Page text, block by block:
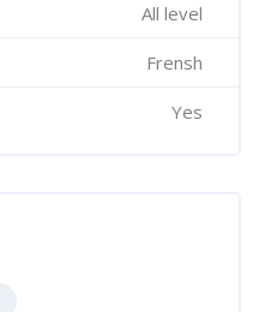
All level
Frensh
Yes